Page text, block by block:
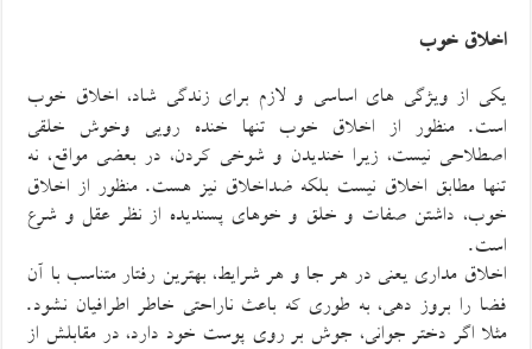
اخلاقخوب
یکی از ویژگی های اساسی و لازم برای زندگی شاد، اخلاق خوب
است.منظور از اخلاق خوب تنها خنده رویی وخوش خلقی
اصطلاحی نیست، زیرا خندیدن وشوخی کردن، در بعضی مواقع، نه
تنها مطابق اخلاق نیست بلکه ضداخلاق نیز هست.منظور از اخلاق
خوب، داشتن صفات و خلق و خوهای پسندیده از نظر عقل و شرع
است.
اخلاق مداری یعنی در هر جا و هر شرایط، بهترین رفتار متناسب با آن
فضا را بروز دهی، به طوری که باعث ناراحتی خاطر اطرافیان نشود.
مثلا اگر دختر جوانی، جوش بر روی پوست خود دارد، در مقابلش از